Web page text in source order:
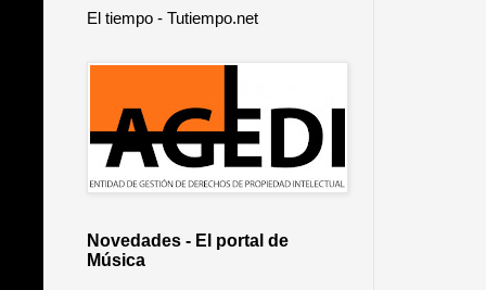
El tiempo - Tutiempo.net
Novedades - El portal de
Música